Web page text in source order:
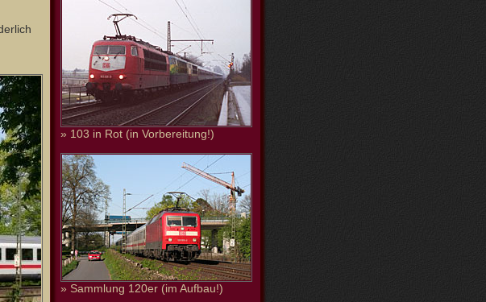
» 103 in Rot (in Vorbereitung!)
» Sammlung 120er (im Aufbau!)